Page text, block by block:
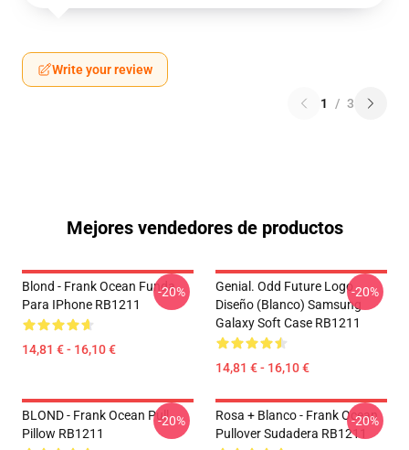
Write your review
1 / 3
Mejores vendedores de productos
Blond - Frank Ocean Funda
Para IPhone RB1211
14,81 € - 16,10 €
-20%
Genial. Odd Future Logo
Diseño (blanco) Samsung
Galaxy Soft Case RB1211
14,81 € - 16,10 €
-20%
BLOND - Frank Ocean Pull
Pillow RB1211
-20%
Rosa + Blanco - Frank Ocean
Pullover Sudadera RB1211
-20%